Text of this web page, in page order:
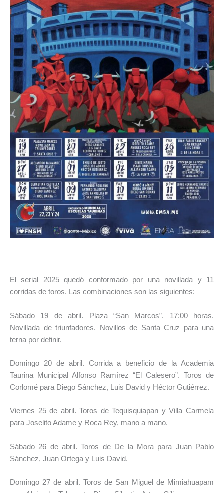
El serial 2025 quedó conformado por una novillada y 11
corridas de toros. Las combinaciones son las siguientes:
Sábado 19 de abril. Plaza “San Marcos”. 17:00 horas.
Novillada de triunfadores. Novillos de Santa Cruz para una
terna por definir.
Domingo 20 de abril. Corrida a beneficio de la Academia
Taurina Municipal Alfonso Ramírez “El Calesero”. Toros de
Corlomé para Diego Sánchez, Luis David y Héctor Gutiérrez.
Viernes 25 de abril. Toros de Tequisquiapan y Villa Carmela
para Joselito Adame y Roca Rey, mano a mano.
Sábado 26 de abril. Toros de De la Mora para Juan Pablo
Sánchez, Juan Ortega y Luis David.
Domingo 27 de abril. Toros de San Miguel de Mimiahuapam